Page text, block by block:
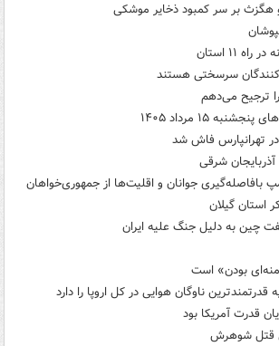
هگزث بر سر کمبود ذخایر موشکی
۱۱ استان
سرسختی هستند
را ترجیح می‌دهم
۱۵ مرداد ۱۴۰۵
آذربایجان شرقی
بافاصله‌گیری جوانان و اقلیت‌ها از جمهوری‌خواهان
استان گیلان
چین به دلیل جنگ علیه ایران
بودن» است
ناوگان هوایی در کل اروپا را دارد
قدرت آمریکا بود
قتل شوهرش